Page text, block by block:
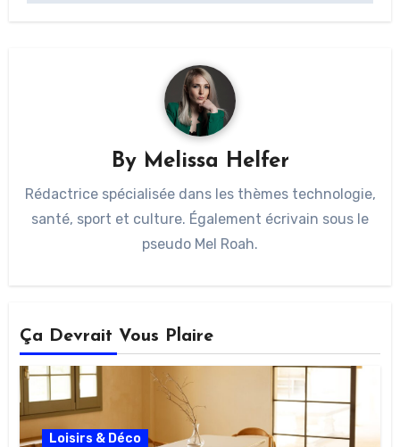
By Melissa Helfer
Rédactrice spécialisée dans les thèmes technologie,
santé, sport et culture. Également écrivain sous le
pseudo Mel Roah.
Ça Devrait Vous Plaire
Loisirs & Déco